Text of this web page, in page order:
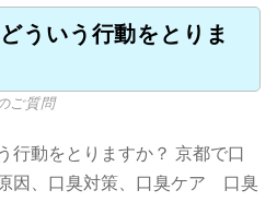
ういう行動をとりま
ご質問
行動をとりますか？ 京都で口
因、口臭対策、口臭ケア 口臭